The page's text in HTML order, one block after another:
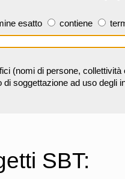
esatto contiene
(nomi di persone,
di soggettazione ad uso degli
SBT: